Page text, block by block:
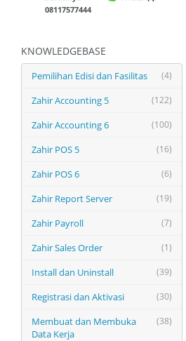
08117577444
KNOWLEDGEBASE
(4)
Pemilihan Edisi dan Fasilitas
(122)
Zahir Accounting 5
(100)
Zahir Accounting 6
(16)
Zahir POS 5
(6)
Zahir POS 6
(19)
Zahir Report Server
(7)
Zahir Payroll
(1)
Zahir Sales Order
(39)
Install dan Uninstall
(30)
Registrasi dan Aktivasi
(38)
Membuat dan Membuka
Data Kerja